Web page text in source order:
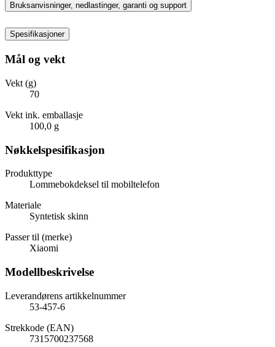
Bruksanvisninger, nedlastinger, garanti og support
Spesifikasjoner
Mål og vekt
Vekt (g)
70
Vekt ink. emballasje
100,0 g
Nøkkelspesifikasjon
Produkttype
Lommebokdeksel til mobiltelefon
Materiale
Syntetisk skinn
Passer til (merke)
Xiaomi
Modellbeskrivelse
Leverandørens artikkelnummer
53-457-6
Strekkode (EAN)
7315700237568